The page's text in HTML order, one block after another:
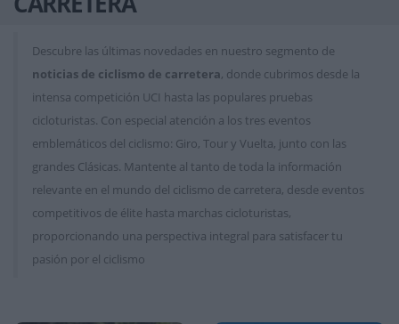
Descubre las últimas novedades en nuestro segmento de
noticias de ciclismo de carretera, donde cubrimos desde la
intensa competición UCI hasta las populares pruebas
cicloturistas. Con especial atención a los tres eventos
emblemáticos del ciclismo: Giro, Tour y Vuelta, junto con las
grandes Clásicas. Mantente al tanto de toda la información
relevante en el mundo del ciclismo de carretera, desde eventos
competitivos de élite hasta marchas cicloturistas,
proporcionando una perspectiva integral para satisfacer tu
pasión por el ciclismo